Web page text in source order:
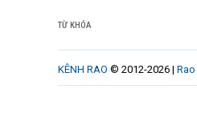
TỪ KHÓA
KÊNH RAO © 2012-2026 |